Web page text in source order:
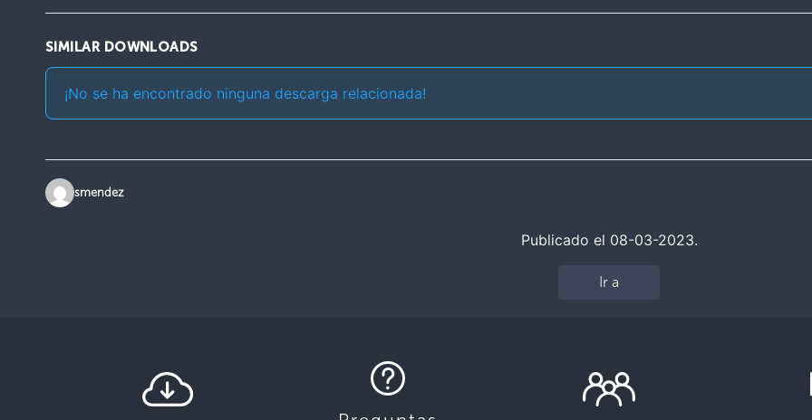
SIMILAR DOWNLOADS
¡No se ha encontrado ninguna descarga relacionada!
smendez
Publicado el 08-03-2023.
Ir a